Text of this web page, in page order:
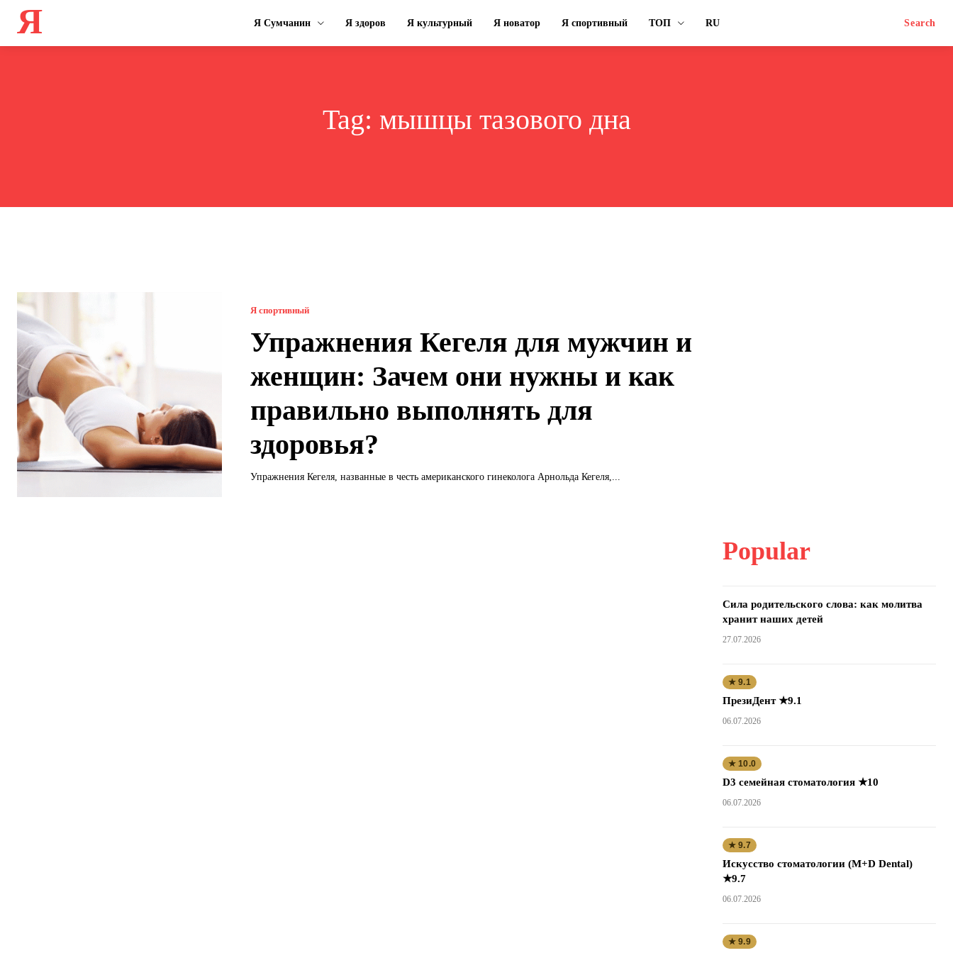
Я Я Сумчанин Я здоров Я культурный Я новатор Я спортивный ТОП RU Search
Tag: мышцы тазового дна
Я спортивный
Упражнения Кегеля для мужчин и
женщин: Зачем они нужны и как
правильно выполнять для
здоровья?
Упражнения Кегеля, названные в честь американского гинеколога Арнольда Кегеля,...
Popular
Сила родительского слова: как молитва
хранит наших детей
27.07.2026
★ 9.1
ПрезиДент ★9.1
06.07.2026
★ 10.0
D3 семейная стоматология ★10
06.07.2026
★ 9.7
Искусство стоматологии (M+D Dental)
★9.7
06.07.2026
★ 9.9